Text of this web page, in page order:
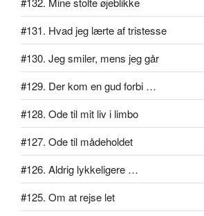
#131. Hvad jeg lærte af tristesse
#130. Jeg smiler, mens jeg går
#129. Der kom en gud forbi …
#128. Ode til mit liv i limbo
#127. Ode til mådeholdet
#126. Aldrig lykkeligere …
#125. Om at rejse let